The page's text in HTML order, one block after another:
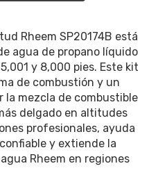
Rheem SP20174B está
agua de propano líquido
y 8,000 pies. Este kit
de combustión y un
la mezcla de combustible
delgado en altitudes
profesionales, ayuda
y extiende la
Rheem en regiones